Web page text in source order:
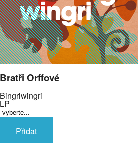
Bratři Orffové
Bingriwingri
LP
Přidat